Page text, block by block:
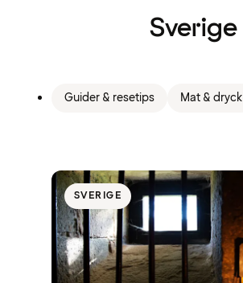
Sverige
Guider & resetips Mat & dryck
SVERIGE